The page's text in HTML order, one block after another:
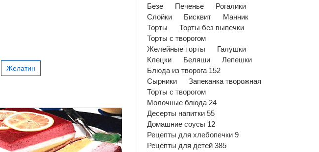
Желатин
Безе
Печенье
Рогалики
Слойки
Бисквит
Манник
Торты
Торты без выпечки
Торты с творогом
Желейные торты
Галушки
Клецки
Беляши
Лепешки
Блюда из творога 152
Сырники
Запеканка творожная
Торты с творогом
Молочные блюда 24
Десерты напитки 55
Домашние соусы 12
Рецепты для хлебопечки 9
Рецепты для детей 385